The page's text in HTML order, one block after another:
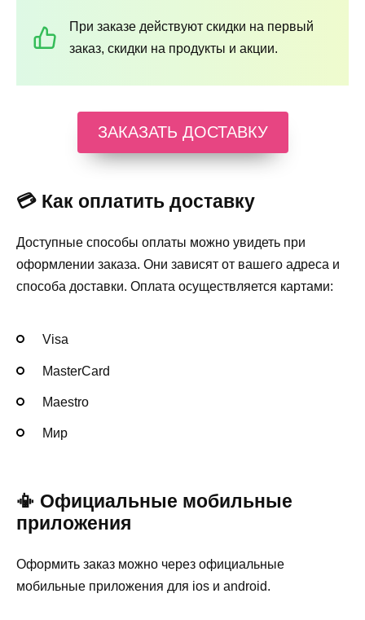
При заказе действуют скидки на первый
заказ, скидки на продукты и акции.
ЗАКАЗАТЬ ДОСТАВКУ
💳 Как оплатить доставку
Доступные способы оплаты можно увидеть при
оформлении заказа. Они зависят от вашего адреса и
способа доставки. Оплата осуществляется картами:
Visa
MasterСard
Maestro
Мир
📳 Официальные мобильные
приложения
Оформить заказ можно через официальные
мобильные приложения для ios и android.